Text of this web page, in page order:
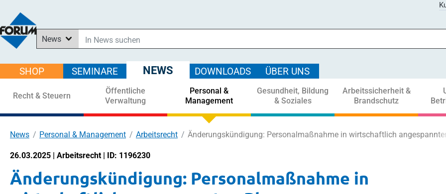
News
In Downloads suchen
Im Shop suchen
In Seminaren suchen
SHOP SEMINARE NEWS DOWNLOADS ÜBER UNS
Recht & Steuern
Öffentliche
Verwaltung
Personal &
Management
Gesundheit, Bildung
& Soziales
Arbeitssicherheit &
Brandschutz
News Personal & Management Arbeitsrecht Änderungskündigung: Personalmaßnahme in wirtschaftlich angespannten
26.03.2025 | Arbeitsrecht | ID: 1196230
Änderungskündigung: Personalmaßnahme in